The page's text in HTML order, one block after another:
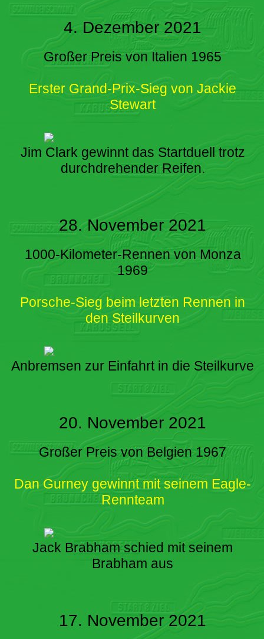
4. Dezember 2021
Großer Preis von Italien 1965
Erster Grand-Prix-Sieg von Jackie
Stewart
Jim Clark gewinnt das Startduell trotz
durchdrehender Reifen.
28. November 2021
1000-Kilometer-Rennen von Monza
1969
Porsche-Sieg beim letzten Rennen in
den Steilkurven
Anbremsen zur Einfahrt in die Steilkurve
20. November 2021
Großer Preis von Belgien 1967
Dan Gurney gewinnt mit seinem Eagle-
Rennteam
Jack Brabham schied mit seinem
Brabham aus
17. November 2021